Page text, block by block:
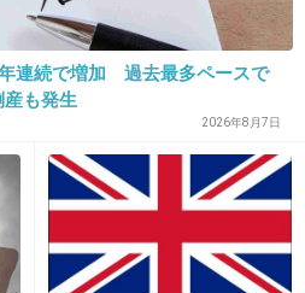
+83
心はまだ癒えない‥。
+51 -1
連続で増加 過去最多ペースで
も発生
2026年8月7日